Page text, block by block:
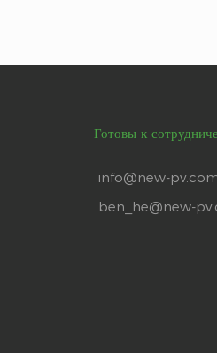
Готовы к
info@new-
ben_he@new-